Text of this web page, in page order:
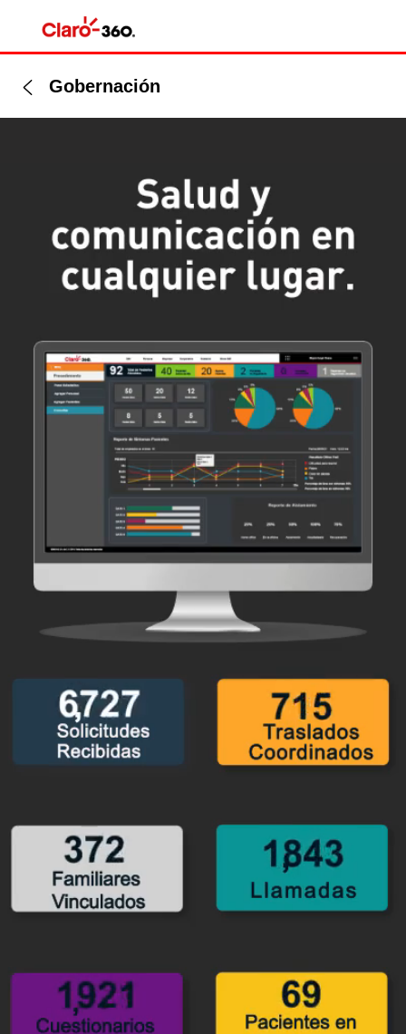
Gobernación